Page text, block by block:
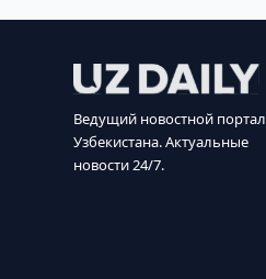
Ведущий новостной портал
Узбекистана. Актуальные
новости 24/7.